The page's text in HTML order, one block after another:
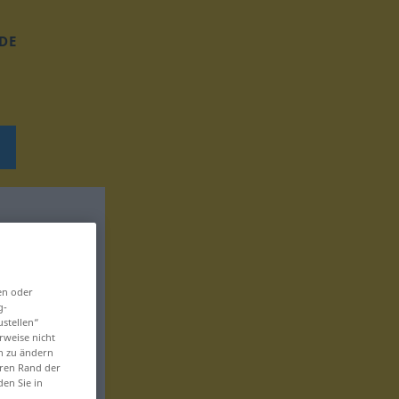
DE
oder
nicht
zu ändern
Rand der
Sie in